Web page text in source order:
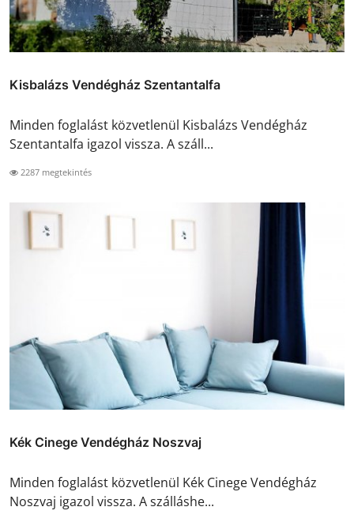
Kisbalázs Vendégház Szentantalfa
Minden foglalást közvetlenül Kisbalázs Vendégház
Szentantalfa igazol vissza. A száll...
2287 megtekintés
Kék Cinege Vendégház Noszvaj
Minden foglalást közvetlenül Kék Cinege Vendégház
Noszvaj igazol vissza. A szálláshe...